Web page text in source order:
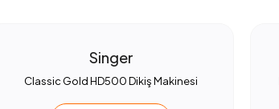
Singer
Classic Gold HD500 Dikiş Makinesi